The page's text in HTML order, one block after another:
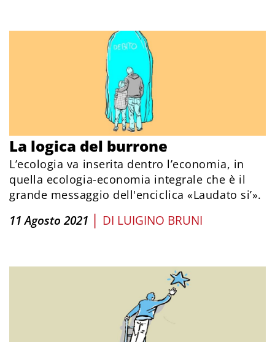
La logica del burrone
L’ecologia va inserita dentro l’economia, in
quella ecologia-economia integrale che è il
grande messaggio dell'enciclica «Laudato si’».
11 Agosto 2021 | DI LUIGINO BRUNI